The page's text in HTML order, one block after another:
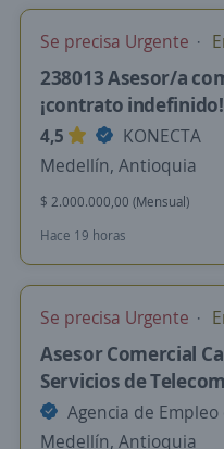
Se precisa Urgente
238013 Asesor/a
¡contrato indefinido!
4,5
KONECTA
Medellín, Antioquia
$ 2.000.000,00 (Mensual)
Hace 19 horas
Se precisa Urgente
Asesor Comercial
Servicios de
Agencia de
Medellín, Antioquia